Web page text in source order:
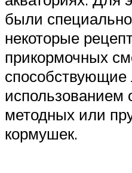
были
некоторые
прикормочных
способствующие
использованием
методных или
кормушек.